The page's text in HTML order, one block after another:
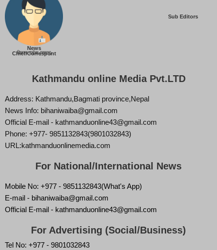
News
Chief/Correspont
बिज्ञान वाईबा (ममता)
Sub Editors
Kathmandu online Media Pvt.LTD
Address: Kathmandu,Bagmati province,Nepal
News Info: bihaniwaiba@gmail.com
Official E-mail - kathmanduonline43@gmail.com
Phone: +977- 9851132843(9801032843)
URL:kathmanduonlinemedia.com
For National/International News
Mobile No: +977 - 9851132843(What's App)
E-mail - bihaniwaiba@gmail.com
Official E-mail - kathmanduonline43@gmail.com
For Advertising (Social/Business)
Tel No: +977 - 9801032843